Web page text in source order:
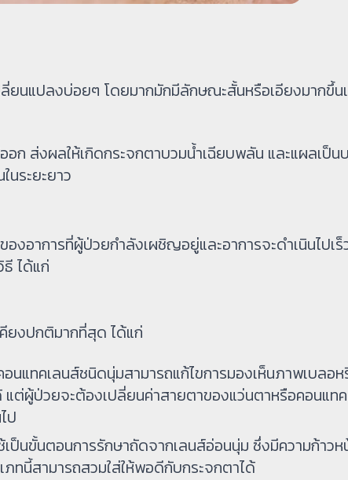
ยนแปลงบ่อยๆ โดยมากมักมีลักษณะสั้นหรือเอียงมากขึ้น
ก ส่งผลให้เกิดกระจกตาบวมน้ำเฉียบพลัน และแผลเป็น
นระยะยาว
งอาการที่ผู้ป่วยกำลังเผชิญอยู่และอาการจะดำเนินไปเร็
ได้แก่
ยงปกติมากที่สุด ได้แก่
แทคเลนส์ชนิดนุ่มสามารถแก้ไขการมองเห็นภาพเบลอ
แต่ผู้ป่วยจะต้องเปลี่ยนค่าสายตาของแว่นตาหรือคอนแท
ป
นขั้นตอนการรักษาถัดจากเลนส์อ่อนนุ่ม ซึ่งมีความก้าวห
ภทนี้สามารถสวมใส่ให้พอดีกับกระจกตาได้